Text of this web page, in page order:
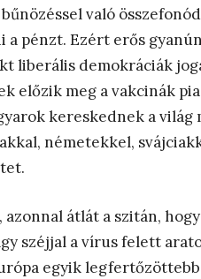
való
pénzt. Ezért erős
liberális demokráciák
előzik meg a vakcinák
kereskednek a
németekkel,
átlát a szitán,
széjjal a vírus felett
egyik